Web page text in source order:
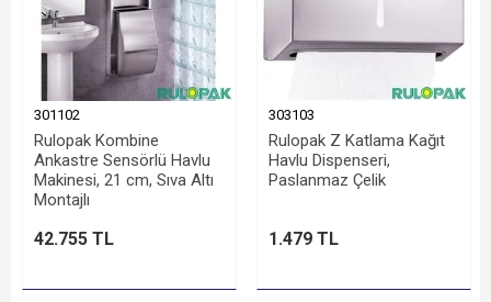
301102
Rulopak Kombine
Ankastre Sensörlü Havlu
Makinesi, 21 cm, Sıva Altı
Montajlı
42.755 TL
303103
Rulopak Z Katlama Kağıt
Havlu Dispenseri,
Paslanmaz Çelik
1.479 TL